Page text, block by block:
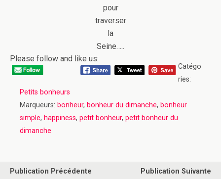
pour
traverser
la
Seine…..
Please follow and like us:
Catégo
ries:
Petits bonheurs
Marqueurs: bonheur, bonheur du dimanche, bonheur
simple, happiness, petit bonheur, petit bonheur du
dimanche
Publication Précédente
Publication Suivante